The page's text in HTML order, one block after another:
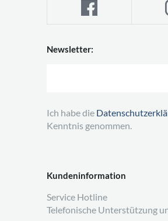
Kundeninformation
Service Hotline
Telefonische Unterstützung
Newsletter:
Ich habe die
Kenntnis genommen.